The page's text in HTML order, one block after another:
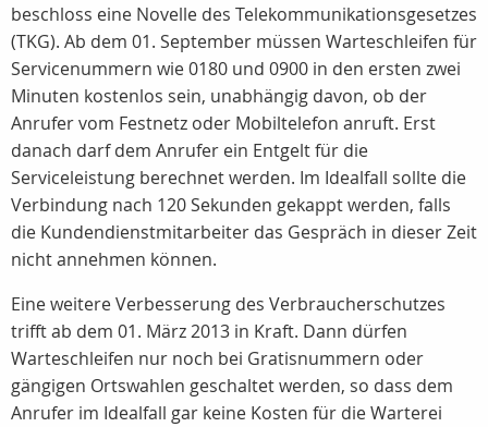
beschloss eine Novelle des Telekommunikationsgesetzes
(TKG). Ab dem 01. September müssen Warteschleifen für
Servicenummern wie 0180 und 0900 in den ersten zwei
Minuten kostenlos sein, unabhängig davon, ob der
Anrufer vom Festnetz oder Mobiltelefon anruft. Erst
danach darf dem Anrufer ein Entgelt für die
Serviceleistung berechnet werden. Im Idealfall sollte die
Verbindung nach 120 Sekunden gekappt werden, falls
die Kundendienstmitarbeiter das Gespräch in dieser Zeit
nicht annehmen können.
Eine weitere Verbesserung des Verbraucherschutzes
trifft ab dem 01. März 2013 in Kraft. Dann dürfen
Warteschleifen nur noch bei Gratisnummern oder
gängigen Ortswahlen geschaltet werden, so dass dem
Anrufer im Idealfall gar keine Kosten für die Warterei